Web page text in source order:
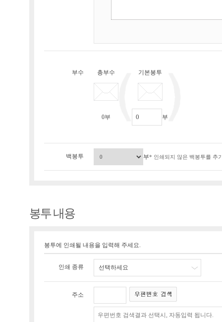
부수 총부수
0부
기본봉투
부
백봉투 부* 인쇄되지 않은 백봉투를 추
봉투 내용
봉투에 인쇄될 내용을 입력해 주세요.
인쇄 종류 선택하세요
주소